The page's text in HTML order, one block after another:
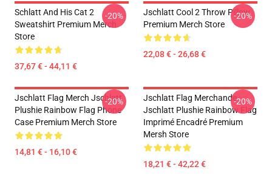
Schlatt And His Cat 2
Sweatshirt Premium Merch
Store
37,67 € - 44,11 €
-20%
Jschlatt Cool 2 Throw Pillow
Premium Merch Store
22,08 € - 26,68 €
-20%
Jschlatt Flag Merch Jschlatt
Plushie Rainbow Flag Phone
Case Premium Merch Store
14,81 € - 16,10 €
-20%
Jschlatt Flag Merchande
Jschlatt Plushie Rainbow Flag
Imprimé Encadré Premium
Mersh Store
18,21 € - 42,22 €
-20%